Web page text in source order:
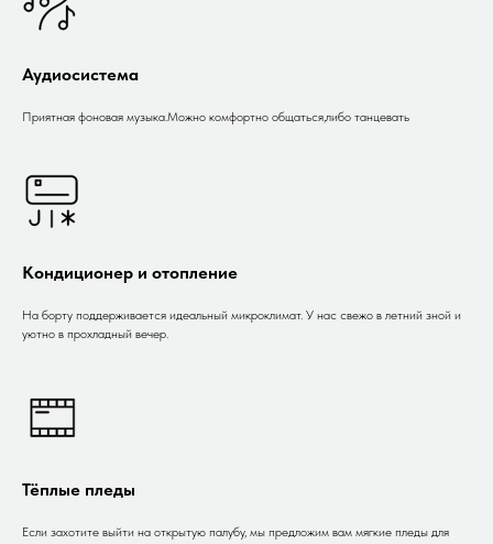
Аудиосистема
Приятная фоновая музыка.Можно комфортно общаться,либо танцевать
Кондиционер и отопление
На борту поддерживается идеальный микроклимат. У нас свежо в летний зной и
уютно в прохладный вечер.
Тёплые пледы
Если захотите выйти на открытую палубу, мы предложим вам мягкие пледы для